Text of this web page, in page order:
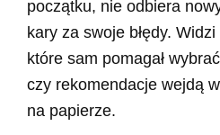
początku, nie odbiera
kary za swoje błędy.
które sam pomagał
czy rekomendacje wejdą
na papierze.